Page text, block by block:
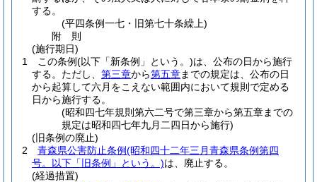
する。
(平四条例一七・旧第七十条繰上)
附 則
(施行期日)
1
この条例(以下「新条例」という。)は、公布の日から施行
する。 ただし、 第三章から第五章までの規定は、公布の日
から起算して六月をこえない範囲内において規則で定める
日から施行する。
(昭和四七年規則第六二号で第三章から第五章までの
規定は昭和四七年九月二四日から施行)
(旧条例の廃止)
2
青森県公害防止条例(昭和四十二年三月青森県条例第四
号。以下「旧条例」という。)は、廃止する。
(経過措置)